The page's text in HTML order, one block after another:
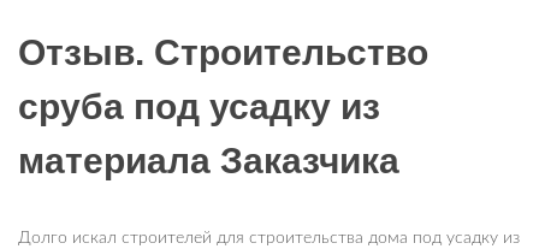
Отзыв. Строительство
сруба под усадку из
материала Заказчика
Долго искал строителей для строительства дома под усадку из